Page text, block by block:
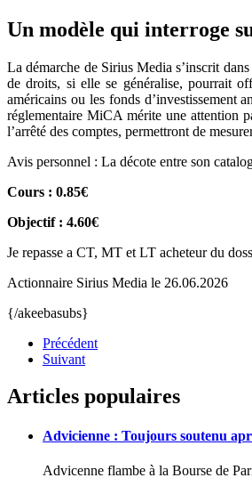
Un modèle qui interroge
La démarche de Sirius Media s’inscrit
de droits, si elle se généralise, pourrait
américains ou les fonds d’investissement
réglementaire MiCA mérite une attention
l’arrêté des comptes, permettront de
Avis personnel : La décote entre son
Cours : 0.85€
Objectif : 4.60€
Je repasse a CT, MT et LT acheteur du
Actionnaire Sirius Media le 26.06.2026
{/akeebasubs}
Précédent
Suivant
Articles populaires
Advicienne : Toujours soutenu
Advicenne flambe à la Bourse de